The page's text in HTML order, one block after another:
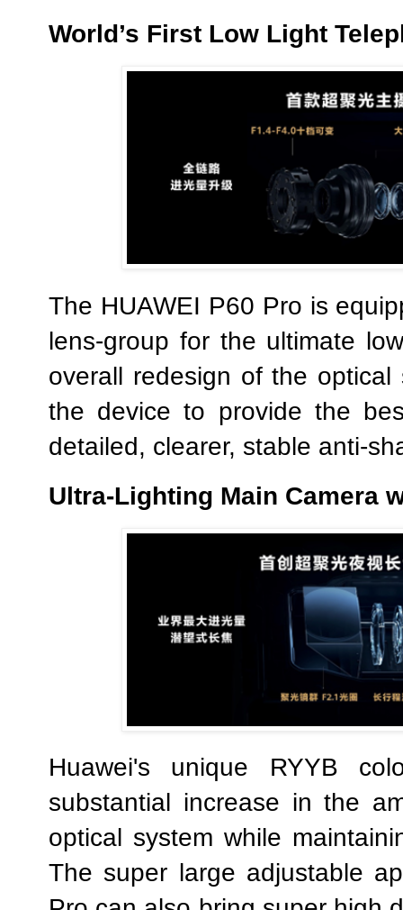
World’s First Low Light
The HUAWEI P60 Pro is
lens-group for the ultimate
overall redesign of the optical
the device to provide the
detailed, clearer, stable anti-
Ultra-Lighting Main Camera
Huawei's unique RYYB
substantial increase in the
optical system while
The super large adjustable